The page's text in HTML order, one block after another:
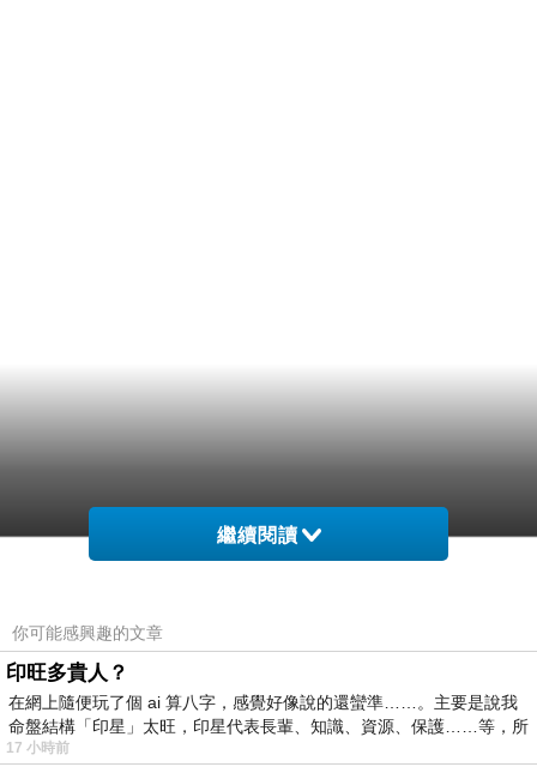
繼續閱讀
你可能感興趣的文章
印旺多貴人？
在網上隨便玩了個 ai 算八字，感覺好像說的還蠻準……。主要是說我
命盤結構「印星」太旺，印星代表長輩、知識、資源、保護……等，所
17 小時前